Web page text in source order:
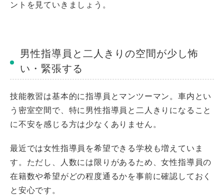
ントを見ていきましょう。
男性指導員と二人きりの空間が少し怖
い・緊張する
技能教習は基本的に指導員とマンツーマン。車内とい
う密室空間で、特に男性指導員と二人きりになること
に不安を感じる方は少なくありません。
最近では女性指導員を希望できる学校も増えていま
す。ただし、人数には限りがあるため、女性指導員の
在籍数や希望がどの程度通るかを事前に確認しておく
と安心です。